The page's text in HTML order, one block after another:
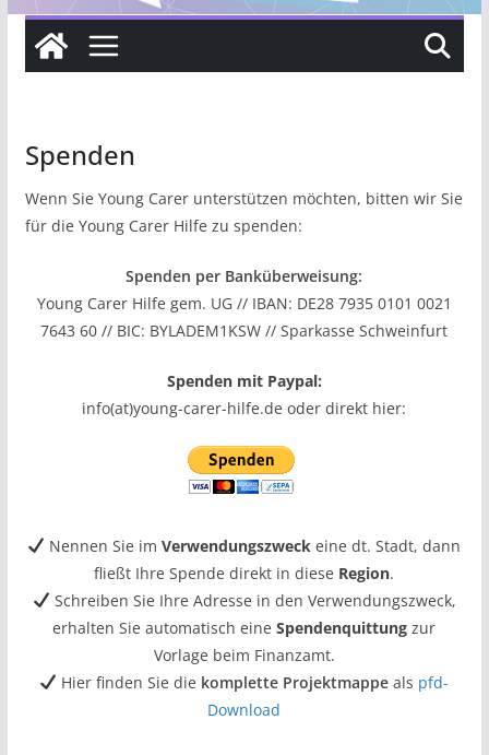
Spenden
Wenn Sie Young Carer unterstützen möchten, bitten wir Sie
für die Young Carer Hilfe zu spenden:
Spenden per Banküberweisung:
Young Carer Hilfe gem. UG // IBAN: DE28 7935 0101 0021
7643 60 // BIC: BYLADEM1KSW // Sparkasse Schweinfurt
Spenden mit Paypal:
info(at)young-carer-hilfe.de oder direkt hier:
Nennen Sie imVerwendungszweck eine dt. Stadt, dann
fließt Ihre Spende direkt in diese Region.
Schreiben Sie Ihre Adresse in den Verwendungszweck,
erhalten Sie automatisch eineSpendenquittung zur
Vorlage beim Finanzamt.
Hier finden Sie die komplette Projektmappe als pfd-
Download